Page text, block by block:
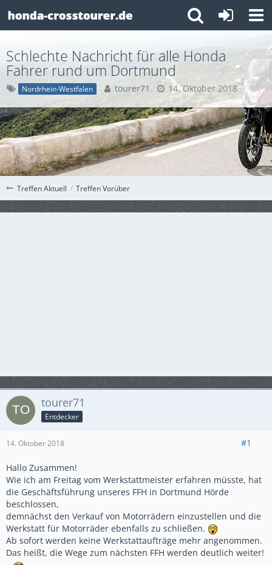
Treffen Aktuell Treffen Vorüber
Schlechte Nachricht für alle Honda
Fahrer rund um Dortmund
Nordrhein-Westfalen tourer71 14. Oktober 2018
tourer71
Entdecker
14. Oktober 2018 #1
Hallo Zusammen!
Wie ich am Freitag vom Werkstattmeister erfahren müsste, hat
die Geschäftsführung unseres FFH in Dortmund Hörde
beschlossen,
demnächst den Verkauf von Motorrädern einzustellen und die
Werkstatt für Motorräder ebenfalls zu schließen.
Ab sofort werden keine Werkstattaufträge mehr angenommen.
Das heißt, die Wege zum nächsten FFH werden deutlich weiter!